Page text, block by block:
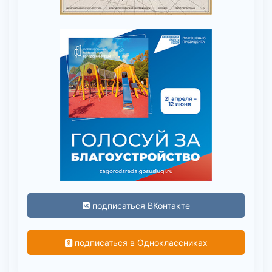
подписаться ВКонтакте
подписаться в Одноклассниках